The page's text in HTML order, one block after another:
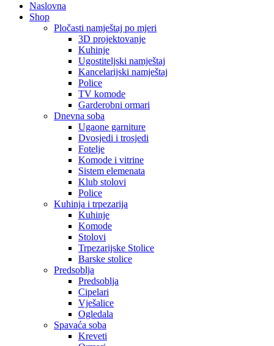
Naslovna
Shop
Pločasti namještaj po mjeri
3D projektovanje
Kuhinje
Ugostiteljski namještaj
Kancelarijski namještaj
Police
TV komode
Garderobni ormari
Dnevna soba
Ugaone garniture
Dvosjedi i trosjedi
Fotelje
Komode i vitrine
Sistem elemenata
Klub stolovi
Police
Kuhinja i trpezarija
Kuhinje
Komode
Stolovi
Trpezarijske Stolice
Barske stolice
Predsoblja
Predsoblja
Cipelari
Vješalice
Ogledala
Spavaća soba
Kreveti